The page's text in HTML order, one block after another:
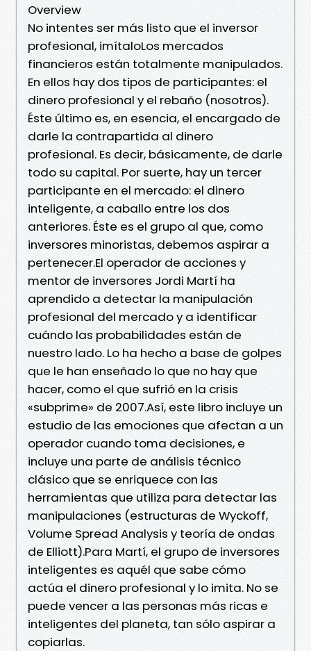
Overview
No intentes ser más listo que el inversor
profesional, imítaloLos mercados
financieros están totalmente manipulados.
En ellos hay dos tipos de participantes: el
dinero profesional y el rebaño (nosotros).
Éste último es, en esencia, el encargado de
darle la contrapartida al dinero
profesional. Es decir, básicamente, de darle
todo su capital. Por suerte, hay un tercer
participante en el mercado: el dinero
inteligente, a caballo entre los dos
anteriores. Éste es el grupo al que, como
inversores minoristas, debemos aspirar a
pertenecer.El operador de acciones y
mentor de inversores Jordi Martí ha
aprendido a detectar la manipulación
profesional del mercado y a identificar
cuándo las probabilidades están de
nuestro lado. Lo ha hecho a base de golpes
que le han enseñado lo que no hay que
hacer, como el que sufrió en la crisis
«subprime» de 2007.Así, este libro incluye un
estudio de las emociones que afectan a un
operador cuando toma decisiones, e
incluye una parte de análisis técnico
clásico que se enriquece con las
herramientas que utiliza para detectar las
manipulaciones (estructuras de Wyckoff,
Volume Spread Analysis y teoría de ondas
de Elliott).Para Martí, el grupo de inversores
inteligentes es aquél que sabe cómo
actúa el dinero profesional y lo imita. No se
puede vencer a las personas más ricas e
inteligentes del planeta, tan sólo aspirar a
copiarlas.